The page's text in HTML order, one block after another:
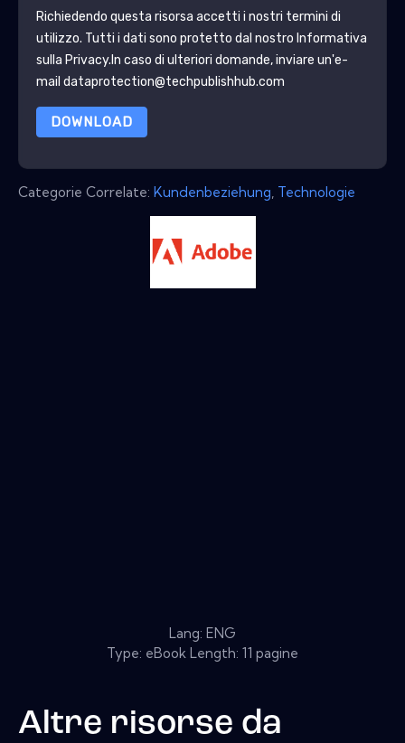
Richiedendo questa risorsa accetti i nostri termini di
utilizzo. Tutti i dati sono protetto dal nostro Informativa
sulla Privacy.In caso di ulteriori domande, inviare un'e-
mail dataprotection@techpublishhub.com
DOWNLOAD
Categorie Correlate: Kundenbeziehung Technologie
Lang: ENG
Type: eBook Length: 11 pagine
Altre risorse da